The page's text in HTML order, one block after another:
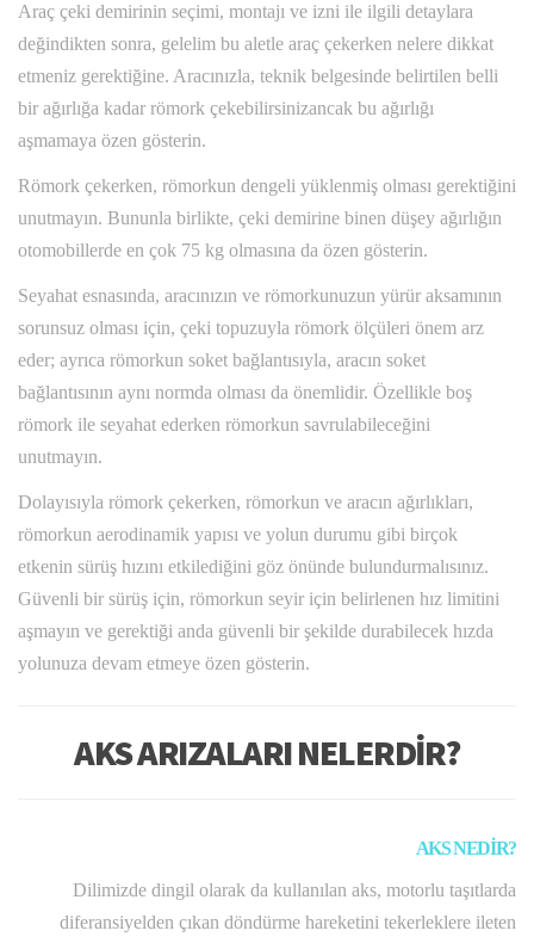
Araç çeki demirinin seçimi, montajı ve izni ile ilgili detaylara
değindikten sonra, gelelim bu aletle araç çekerken nelere dikkat
etmeniz gerektiğine. Aracınızla, teknik belgesinde belirtilen belli
bir ağırlığa kadar römork çekebilirsinizancak bu ağırlığı
aşmamaya özen gösterin.
Römork çekerken, römorkun dengeli yüklenmiş olması gerektiğini
unutmayın. Bununla birlikte, çeki demirine binen düşey ağırlığın
otomobillerde en çok 75 kg olmasına da özen gösterin.
Seyahat esnasında, aracınızın ve römorkunuzun yürür aksamının
sorunsuz olması için, çeki topuzuyla römork ölçüleri önem arz
eder; ayrıca römorkun soket bağlantısıyla, aracın soket
bağlantısının aynı normda olması da önemlidir. Özellikle boş
römork ile seyahat ederken römorkun savrulabileceğini
unutmayın.
Dolayısıyla römork çekerken, römorkun ve aracın ağırlıkları,
römorkun aerodinamik yapısı ve yolun durumu gibi birçok
etkenin sürüş hızını etkilediğini göz önünde bulundurmalısınız.
Güvenli bir sürüş için, römorkun seyir için belirlenen hız limitini
aşmayın ve gerektiği anda güvenli bir şekilde durabilecek hızda
yolunuza devam etmeye özen gösterin.
AKS ARIZALARI NELERDİR?
AKS NEDİR?
Dilimizde dingil olarak da kullanılan aks, motorlu taşıtlarda
diferansiyelden çıkan döndürme hareketini tekerleklere ileten